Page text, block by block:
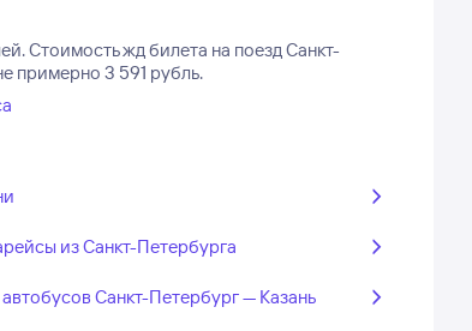
Стоимость жд билета на поезд Санкт-
примерно 3 591 рубль.
из Санкт-Петербурга
Санкт-Петербург — Казань